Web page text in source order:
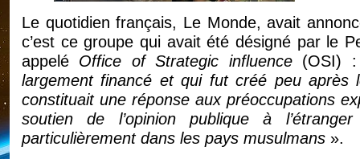
Le quotidien français, Le Monde, avait
c’est ce groupe qui avait été désigné par le
appelé Office of Strategic influence(OSI)
largement financé et qui fut créé peu après
constituait une réponse aux préoccupations
soutien de l’opinion publique à
particulièrement dans les pays musulmans ».